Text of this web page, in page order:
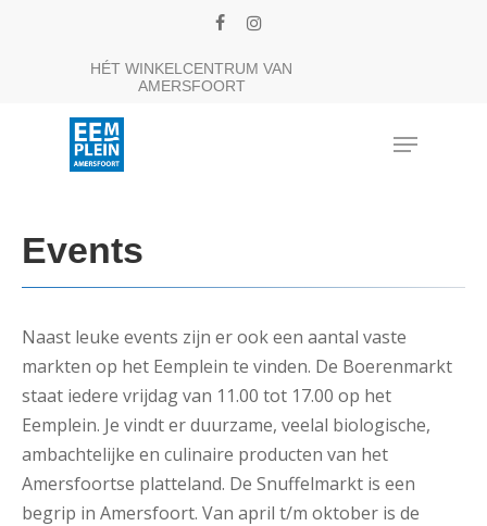
facebookinstagram
HÉT WINKELCENTRUM VAN
AMERSFOORT
Menu
Events
Naast leuke events zijn er ook een aantal vaste
markten op het Eemplein te vinden. De Boerenmarkt
staat iedere vrijdag van 11.00 tot 17.00 op het
Eemplein. Je vindt er duurzame, veelal biologische,
ambachtelijke en culinaire producten van het
Amersfoortse platteland. De Snuffelmarkt is een
begrip in Amersfoort. Van april t/m oktober is de